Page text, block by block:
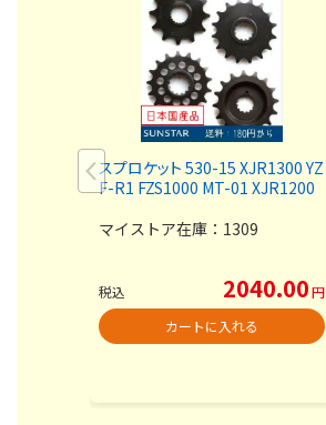
スプロケット 530-15 XJR1300 YZ
F-R1 FZS1000 MT-01 XJR1200
マイストア在庫： 1309
税込 2040.00円
カートに入れる